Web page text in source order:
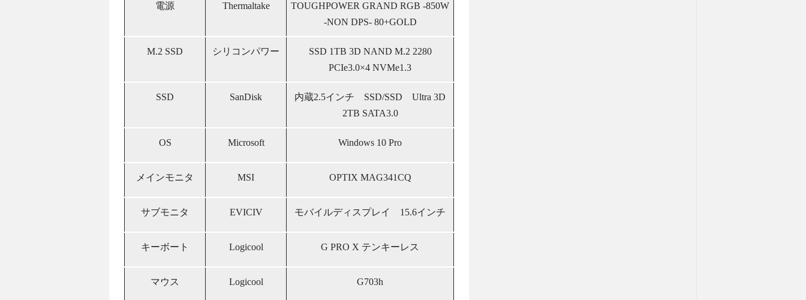
電源 Thermaltake
TOUGHPOWER GRAND RGB -850W
-NON DPS- 80+GOLD
M.2 SSD シリコンパワー
SSD 1TB 3D NAND M.2 2280
PCIe3.0×4 NVMe1.3
SSD SanDisk
内蔵2.5インチ SSD/SSD Ultra 3D
2TB SATA3.0
OS Microsoft Windows 10 Pro
メインモニタ MSI OPTIX MAG341CQ
サブモニタ EVICIV モバイルディスプレイ 15.6インチ
キーボート Logicool G PRO X テンキーレス
マウス Logicool G703h